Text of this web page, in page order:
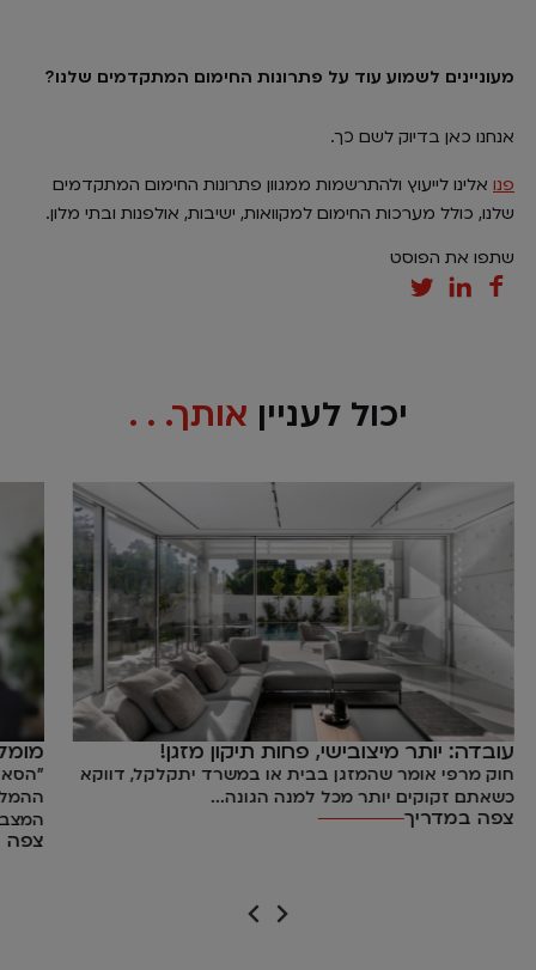
מעוניינים לשמוע עוד על פתרונות החימום המתקדמים שלנו?
אנחנו כאן בדיוק לשם כך.
פנו אלינו לייעוץ ולהתרשמות ממגוון פתרונות החימום המתקדמים
שלנו, כולל מערכות החימום למקוואות, ישיבות, אולפנות ובתי מלון.
שתפו את הפוסט
יכול לעניין אותך. . .
עובדה: יותר מיצובישי, פחות תיקון מזגן!
חוק מרפי אומר שהמזגן בבית או במשרד יתקלקל, דווקא
כשאתם זקוקים יותר מכל למנה הגונה...
צפה במדריך
צפה